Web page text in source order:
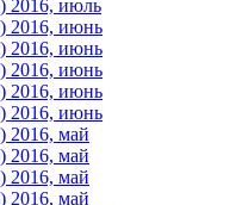
2016, июль
2016, июнь
2016, июнь
2016, июнь
2016, июнь
2016, июнь
2016, май
2016, май
2016, май
2016, май